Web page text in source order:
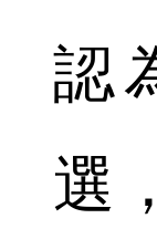
認
選